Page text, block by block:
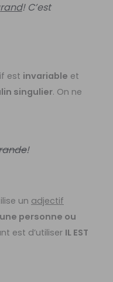
! C’est
est invariable et
singulier. On ne
!
un adjectif
personne ou
est d’utiliser IL EST